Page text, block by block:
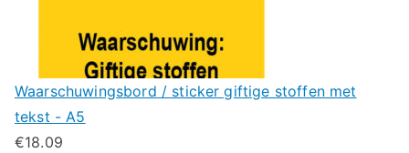
Waarschuwingsbord / sticker giftige stoffen met
tekst - A5
€18.09